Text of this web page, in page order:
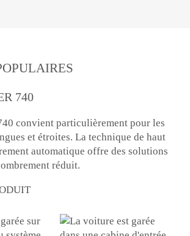
740
convient particulièrement pour les
et étroites. La technique de haut
automatique offre des solutions
réduit.